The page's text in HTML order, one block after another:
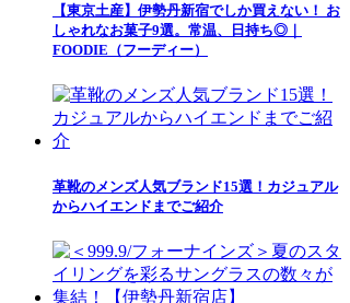
【東京土産】伊勢丹新宿でしか買えない！ お
しゃれなお菓子9選。常温、日持ち◎｜
FOODIE（フーディー）
革靴のメンズ人気ブランド15選！カジュアル
からハイエンドまでご紹介